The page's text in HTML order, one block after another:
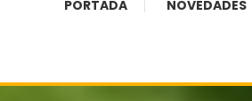
PORTADA NOVEDADES